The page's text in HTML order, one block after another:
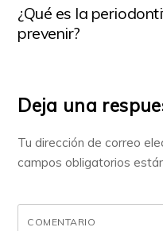
¿Qué es la
prevenir?
Deja una
Tu dirección de correo
campos obligatorios
COMENTARIO